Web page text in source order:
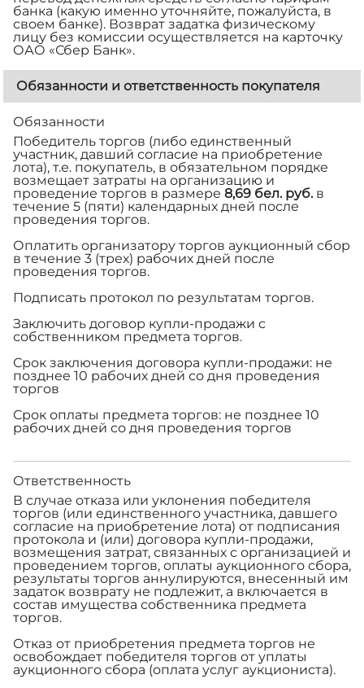
банка (какую именно уточняйте, пожалуйста, в
своем банке). Возврат задатка физическому
лицу без комиссии осуществляется на карточку
ОАО «Сбер Банк».
Обязанности и ответственность покупателя
Обязанности
Победитель торгов (либо единственный
участник, давший согласие на приобретение
лота), т.е. покупатель, в обязательном порядке
возмещает затраты на организацию и
проведение торгов в размере 8,69 бел. руб.в
течение 5 (пяти) календарных дней после
проведения торгов.
Оплатить организатору торгов аукционный сбор
в течение 3 (трех) рабочих дней после
проведения торгов.
Подписать протокол по результатам торгов.
Заключить договор купли-продажи с
собственником предмета торгов.
Срок заключения договора купли-продажи: не
позднее 10 рабочих дней со дня проведения
торгов
Срок оплаты предмета торгов: не позднее 10
рабочих дней со дня проведения торгов
Ответственность
В случае отказа или уклонения победителя
торгов (или единственного участника, давшего
согласие на приобретение лота) от подписания
протокола и (или) договора купли-продажи,
возмещения затрат, связанных с организацией и
проведением торгов, оплаты аукционного сбора,
результаты торгов аннулируются, внесенный им
задаток возврату не подлежит, а включается в
состав имущества собственника предмета
торгов.
Отказ от приобретения предмета торгов не
освобождает победителя торгов от уплаты
аукционного сбора (оплата услуг аукциониста).